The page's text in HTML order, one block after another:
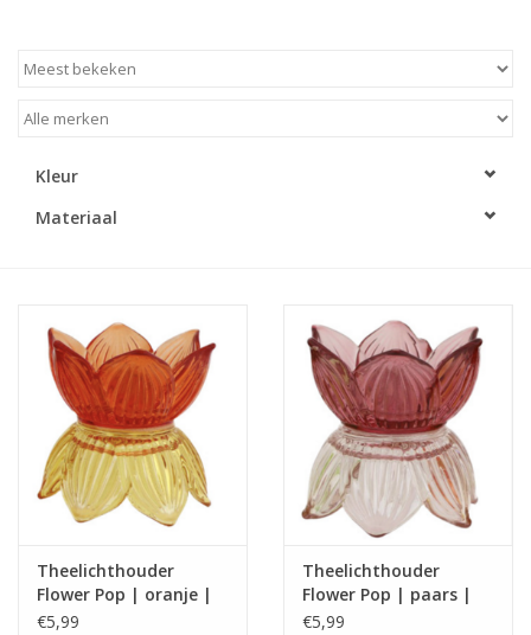
Kaarsenhouders
LED Kaarsen
Relatiegeschenken & Bedankjes
Huisparfums
Sale
Merken
Kleur
Materiaal
Theelichthouder
Flower Pop | oranje |
Home Society
€5,99
Theelichthouder
Flower Pop | paars |
Home Society
€5,99